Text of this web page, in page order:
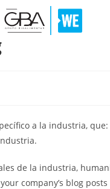
a la industria, que:
de la industria,
company’s blog